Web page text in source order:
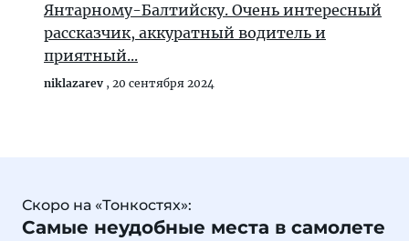
Янтарному-Балтийску. Очень интересный
рассказчик, аккуратный водитель и
приятный...
niklazarev , 20 сентября 2024
Скоро на «Тонкостях»:
Самые неудобные места в самолете